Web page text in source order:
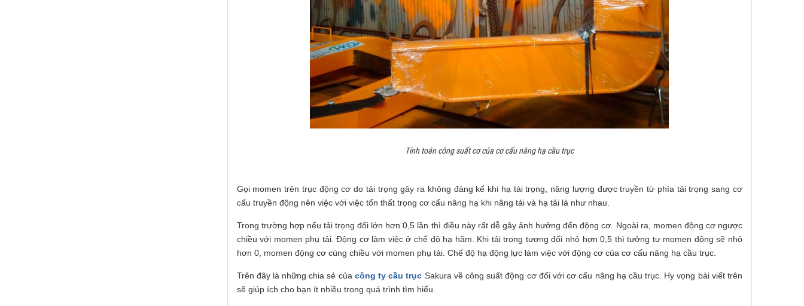
Tính toán công suất cơ của cơ cấu nâng hạ cầu trục
Gọi momen trên trục động cơ do tải trọng gây ra không đáng kể khi hạ tải trọng, năng lượng được truyền từ phía tải trọng sang cơ
cấu truyền động nên việc với việc tổn thất trọng cơ cấu nâng hạ khi nâng tải và hạ tải là như nhau.
Trong trường hợp nếu tải trọng đối lớn hơn 0,5 lần thì điều này rất dễ gây ảnh hưởng đến động cơ. Ngoài ra, momen động cơ ngược
chiều với momen phụ tải. Động cơ làm việc ở chế độ hạ hãm. Khi tải trọng tương đối nhỏ hơn 0,5 thì tưởng tự momen động sẽ nhỏ
hơn 0, momen động cơ cùng chiều với momen phụ tải. Chế độ hạ động lực làm việc với động cơ của cơ cấu nâng hạ cầu trục.
Trên đây là những chia sẻ của công ty cầu trục Sakura về công suất động cơ đối với cơ cấu nâng hạ cầu trục. Hy vọng bài viết trên
sẽ giúp ích cho bạn ít nhiều trong quá trình tìm hiểu.